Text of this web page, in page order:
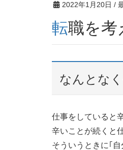
2022年1月20日 /
転職を
なんとな
仕事をしていると
辛いことが続くと
そういうときに｢